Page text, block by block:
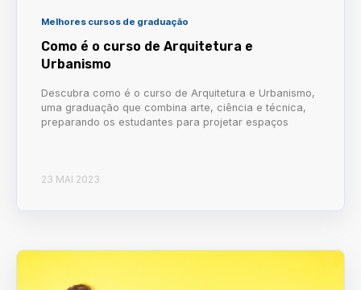
Melhores cursos de graduação
Como é o curso de Arquitetura e
Urbanismo
Descubra como é o curso de Arquitetura e Urbanismo,
uma graduação que combina arte, ciência e técnica,
preparando os estudantes para projetar espaços
23 MAI 2023